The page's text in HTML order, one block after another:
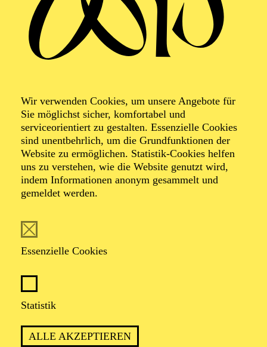
Wir verwenden Cookies, um unsere Angebote für
Sie möglichst sicher, komfortabel und
serviceorientiert zu gestalten. Essenzielle Cookies
sind unentbehrlich, um die Grundfunktionen der
Website zu ermöglichen. Statistik-Cookies helfen
uns zu verstehen, wie die Website genutzt wird,
indem Informationen anonym gesammelt und
gemeldet werden.
Essenzielle Cookies
Statistik
ALLE AKZEPTIEREN
Foto: Patric Prager
Valentin Stroh wurde 1979 in München geboren. Nach
Schauspielkunst „Ernst Busch“ in Berlin war er fest am
Theater Regensburg und am Landestheater Detmold